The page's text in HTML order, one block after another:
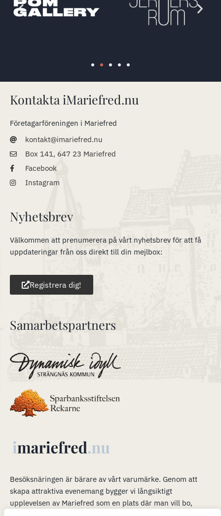
Kontakta iMariefred.nu
Företagarföreningen i Mariefred
kontakt@imariefred.nu
Box 141, 647 23 Mariefred
Facebook
Instagram
Nyhetsbrev
Välkommen att prenumerera på vårt nyhetsbrev för att få
uppdateringar från oss direkt till din mejlbox:
Registrera dig!
Samarbetspartners
Besöksnäringen är bärare av vårt varumärke. Genom att
skapa attraktiva evenemang bygger vi långsiktigt
upplevelsen av Mariefred som en plats där man vill bo,